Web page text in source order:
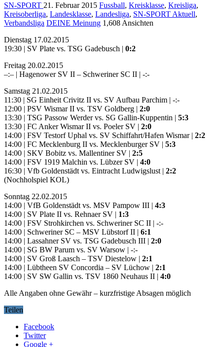
SN-SPORT 21. Februar 2015 Fussball, Kreisklasse, Kreisliga,
Kreisoberliga, Landesklasse, Landesliga, SN-SPORT Aktuell,
Verbandsliga DEINE Meinung 1,608 Ansichten
Dienstag 17.02.2015
19:30 | SV Plate vs. TSG Gadebusch | 0:2
Freitag 20.02.2015
–:– | Hagenower SV II – Schweriner SC II | -:-
Samstag 21.02.2015
11:30 | SG Einheit Crivitz II vs. SV Aufbau Parchim | -:-
12:00 | PSV Wismar II vs. TSV Goldberg | 2:0
13:30 | TSG Passow Werder vs. SG Gallin-Kuppentin | 5:3
13:30 | FC Anker Wismar II vs. Poeler SV | 2:0
14:00 | FSV Testorf Uphal vs. SV Schiffahrt/Hafen Wismar | 2:2
14:00 | FC Mecklenburg II vs. Mecklenburger SV | 5:3
14:00 | SKV Bobitz vs. Mallentiner SV | 2:5
14:00 | FSV 1919 Malchin vs. Lübzer SV | 4:0
16:30 | Vfb Goldenstädt vs. Eintracht Ludwigslust | 2:2
(Nochholspiel KOL)
Sonntag 22.02.2015
14:00 | VfB Goldenstädt vs. MSV Pampow III | 4:3
14:00 | SV Plate II vs. Rehnaer SV | 1:3
14:00 | FSV Strohkirchen vs. Schweriner SC II | -:-
14:00 | Schweriner SC – MSV Lübstorf II | 6:1
14:00 | Lassahner SV vs. TSG Gadebusch III | 2:0
14:00 | SG BW Parum vs. SV Warsow | -:-
14:00 | SV Groß Laasch – TSV Diestelow | 2:1
14:00 | Lübtheen SV Concordia – SV Lüchow | 2:1
14:00 | SV SW Gallin vs. TSV 1860 Neuhaus II | 4:0
Alle Angaben ohne Gewähr – kurzfristige Absagen möglich
Teilen
Facebook
Twitter
Google +